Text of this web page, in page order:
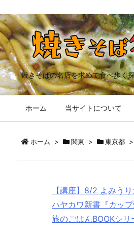
焼きそばの名店を求めて食べ歩く
ホーム 当サイトについて
ホーム > 関東 > 東京都 >
【講座】8/2 よみう
ハヤカワ新書『カッ
旅のごはんBOOKシ